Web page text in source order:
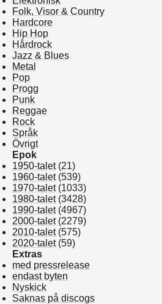
Folk, Visor & Country
Hardcore
Hip Hop
Hårdrock
Jazz & Blues
Metal
Pop
Progg
Punk
Reggae
Rock
Språk
Övrigt
Epok
1950-talet(21)
1960-talet(539)
1970-talet(1033)
1980-talet(3428)
1990-talet(4967)
2000-talet(2279)
2010-talet(575)
2020-talet(59)
Extras
med pressrelease
endast byten
Nyskick
Saknas på discogs